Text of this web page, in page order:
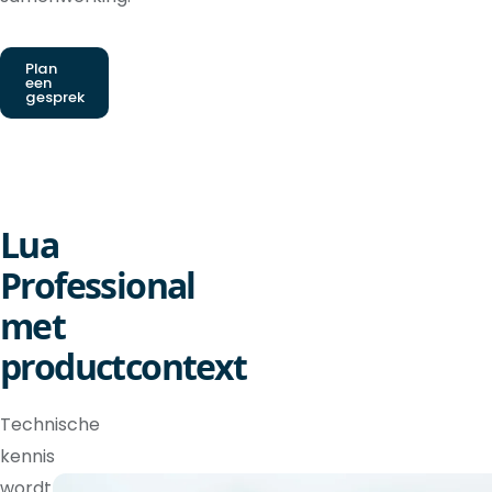
Plan
een
gesprek
Lua
Professional
met
productcontext
Technische
kennis